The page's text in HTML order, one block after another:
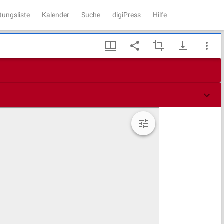
Kalender Suche digiPress Hilfe